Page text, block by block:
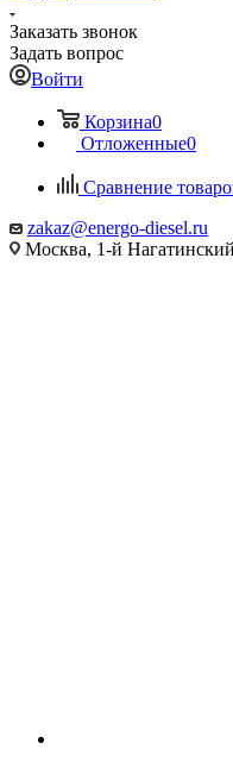
Заказать звонок
Задать вопрос
Войти
Корзина0
Отложенные0
Сравнение
zakaz@energo-diesel.ru
Москва, 1-й